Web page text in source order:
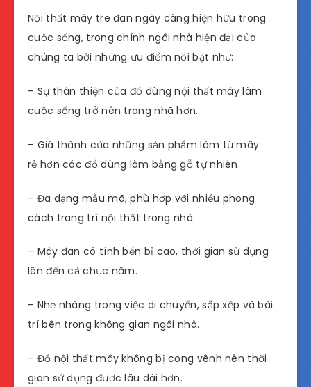
Nội thất mây tre đan ngày càng hiện hữu trong
cuộc sống, trong chính ngôi nhà hiện đại của
chúng ta bởi những ưu điểm nổi bật như:
– Sự thân thiện của đồ dùng nội thất mây làm
cuộc sống trở nên trang nhã hơn.
– Giá thành của những sản phẩm làm từ mây
rẻ hơn các đồ dùng làm bằng gỗ tự nhiên.
– Đa dạng mẫu mã, phù hợp với nhiều phong
cách trang trí nội thất trong nhà.
– Mây đan có tính bền bỉ cao, thời gian sử dụng
lên đến cả chục năm.
– Nhẹ nhàng trong việc di chuyển, sắp xếp và bài
trí bên trong không gian ngôi nhà.
– Đồ nội thất mây không bị cong vênh nên thời
gian sử dụng được lâu dài hơn.